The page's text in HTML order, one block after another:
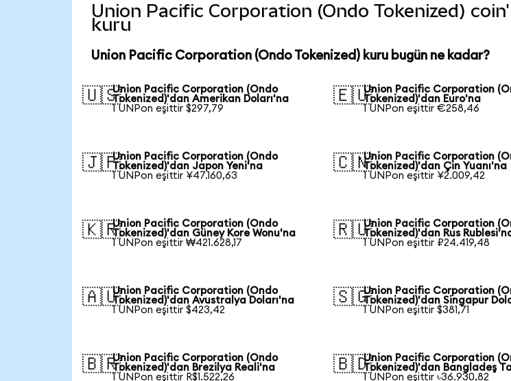
Union Pacific Corporation (Ondo Tokenized)
kuru
Union Pacific Corporation (Ondo Tokenized) kuru bugün ne kadar?
🇺🇸Union Pacific Corporation (Ondo
Tokenized)'dan Amerikan Doları'na
1 UNPon eşittir $297,79
🇪🇺Union Pacific Corporation
Tokenized)'dan Euro'na
1 UNPon eşittir €258,46
🇯🇵Union Pacific Corporation (Ondo
Tokenized)'dan Japon Yeni'na
1 UNPon eşittir ¥47.160,63
🇨🇳Union Pacific Corporation
Tokenized)'dan Çin Yuanı'na
1 UNPon eşittir ¥2.009,42
🇰🇷Union Pacific Corporation (Ondo
Tokenized)'dan Güney Kore Wonu'na
1 UNPon eşittir ₩421.628,17
🇷🇺Union Pacific Corporation
Tokenized)'dan Rus
1 UNPon eşittir ₽24.419,48
🇦🇺Union Pacific Corporation (Ondo
Tokenized)'dan Avustralya Doları'na
1 UNPon eşittir $423,42
🇸🇬Union Pacific Corporation
Tokenized)'dan Singapur
1 UNPon eşittir $381,71
🇧🇷Union Pacific Corporation (Ondo
Tokenized)'dan Brezilya Reali'na
1 UNPon eşittir R$1.522,26
🇧🇩Union Pacific Corporation
Tokenized)'dan Bangladeş
1 UNPon eşittir ৳36.930,82